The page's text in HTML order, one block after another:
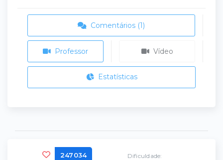
Comentários (1)
Professor Vídeo
Estatísticas
247034 Dificuldade: